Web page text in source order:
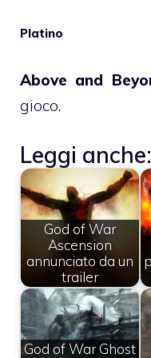
Platino
Above and
gioco.
Leggi anche:
God of War
Ascension
annunciato da un
trailer
God of War Ghost